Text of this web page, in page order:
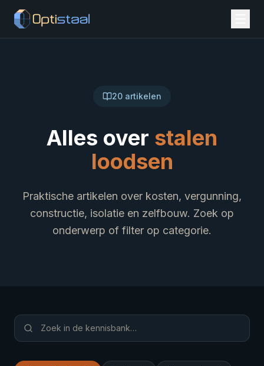
20 artikelen
Alles over stalen
loodsen
Praktische artikelen over kosten, vergunning,
constructie, isolatie en zelfbouw. Zoek op
onderwerp of filter op categorie.